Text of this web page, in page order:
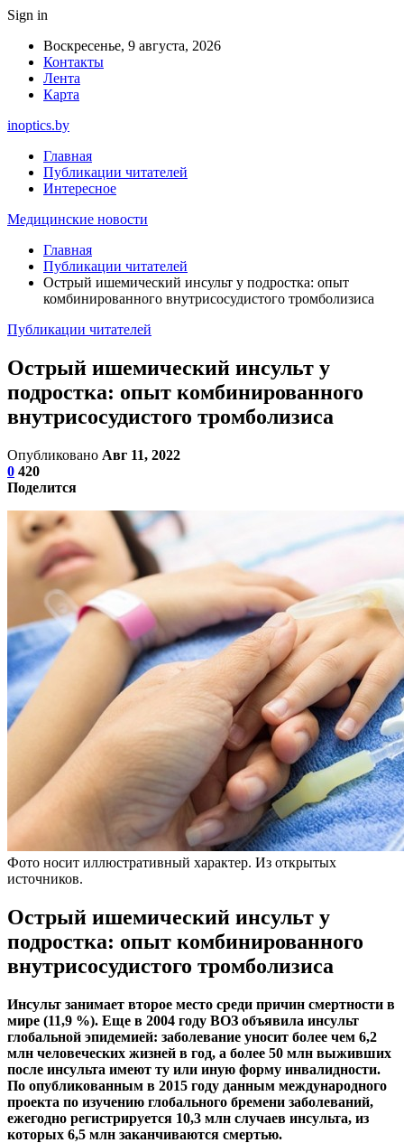
Sign in
Воскресенье, 9 августа, 2026
Контакты
Лента
Карта
inoptics.by
Главная
Публикации читателей
Интересное
Медицинские новости
Главная
Публикации читателей
Острый ишемический инсульт у подростка: опыт
комбинированного внутрисосудистого тромболизиса
Публикации читателей
Острый ишемический инсульт у
подростка: опыт комбинированного
внутрисосудистого тромболизиса
Опубликовано Авг 11, 2022
0 420
Поделится
Фото носит иллюстративный характер. Из открытых
источников.
Острый ишемический инсульт у
подростка: опыт комбинированного
внутрисосудистого тромболизиса
Инсульт занимает второе место среди причин смертности в
мире (11,9 %). Еще в 2004 году ВОЗ объявила инсульт
глобальной эпидемией: заболевание уносит более чем 6,2
млн человеческих жизней в год, а более 50 млн выживших
после инсульта имеют ту или иную форму инвалидности.
По опубликованным в 2015 году данным международного
проекта по изучению глобального бремени заболеваний,
ежегодно регистрируется 10,3 млн случаев инсульта, из
которых 6,5 млн заканчиваются смертью.